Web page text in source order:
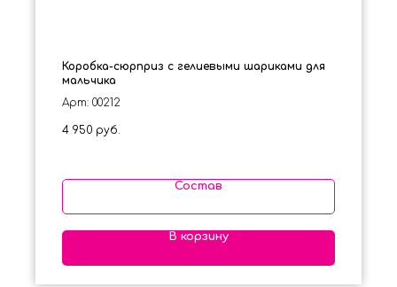
Коробка-сюрприз с гелиевыми шариками для
мальчика
Арт: 00212
4 950 руб.
Состав
В корзину